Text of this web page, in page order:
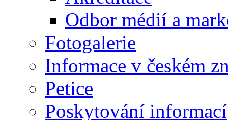
Odbor médií a
Fotogalerie
Informace v českém
Petice
Poskytování informací